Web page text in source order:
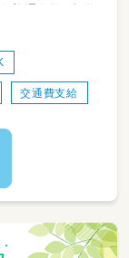
のサポート・
着替えなど）の
交通費支給